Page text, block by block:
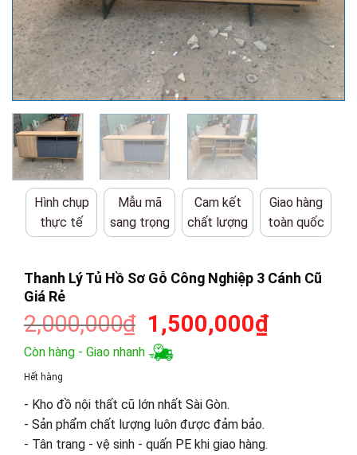
Hình chụp
thực tế
Mẫu mã
sang trọng
Cam kết
chất lượng
Giao hàng
toàn quốc
Thanh Lý Tủ Hồ Sơ Gỗ Công Nghiệp 3 Cánh Cũ
Giá Rẻ
2,000,000₫ Giá
gốc
là:
1,500,000₫Giá
Còn hàng - Giao nhanh
Hết hàng
- Kho đồ nội thất cũ lớn nhất Sài Gòn.
- Sản phẩm chất lượng luôn được đảm bảo.
- Tân trang - vệ sinh - quấn PE khi giao hàng.